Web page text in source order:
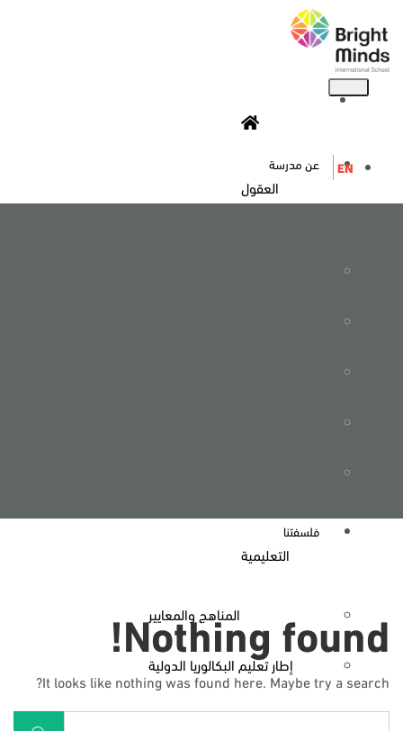
عن مدرسة
العقول
المفكرة
فلسفتنا
التعليمية
المناهج والمعايير
إطار تعليم البكالوريا الدولية
متعلمون مدى الحياة
EN
Nothing found!
It looks like nothing was found here. Maybe try a search?